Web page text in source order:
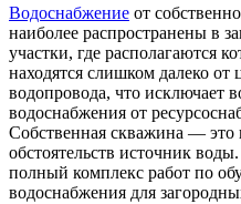
Водоснабжение от
наиболее распространены в
участки, где располагаются
находятся слишком далеко от
водопровода, что исключает
водоснабжения от
Собственная скважина —
обстоятельств источник
полный комплекс работ по
водоснабжения для